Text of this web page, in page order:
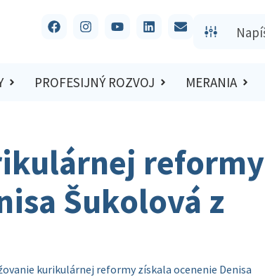
PROFESIJNÝ ROZVOJ MERANIA
reformy
Šukolová z
kurikulárnej reformy získala ocenenie Denisa